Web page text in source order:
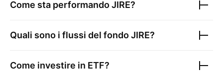
Come sta performandoJIRE?
Quali sono i flussi del fondoJIRE?
Come investire in ETF?